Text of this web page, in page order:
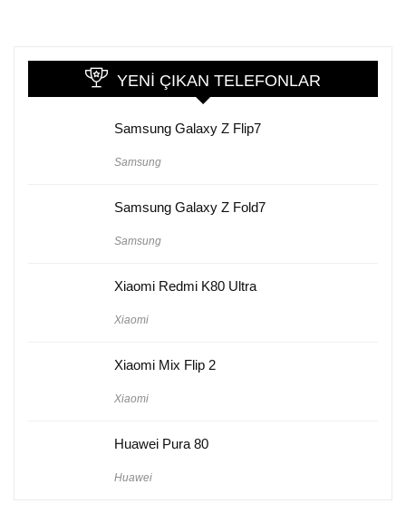
YENI ÇIKAN TELEFONLAR
Samsung Galaxy Z Flip7
Samsung
Samsung Galaxy Z Fold7
Samsung
Xiaomi Redmi K80 Ultra
Xiaomi
Xiaomi Mix Flip 2
Xiaomi
Huawei Pura 80
Huawei